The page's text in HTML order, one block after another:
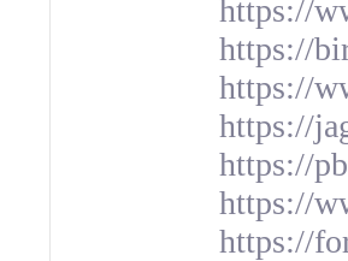
https://
https://
https://
https://
https://
https://
https://